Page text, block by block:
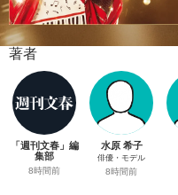
著者
「週刊文春」編
集部
8時間前
水原 希子
俳優・モデル
8時間前